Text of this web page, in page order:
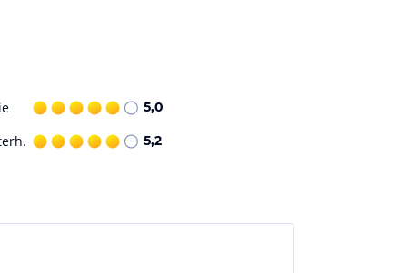
5,0
5,2